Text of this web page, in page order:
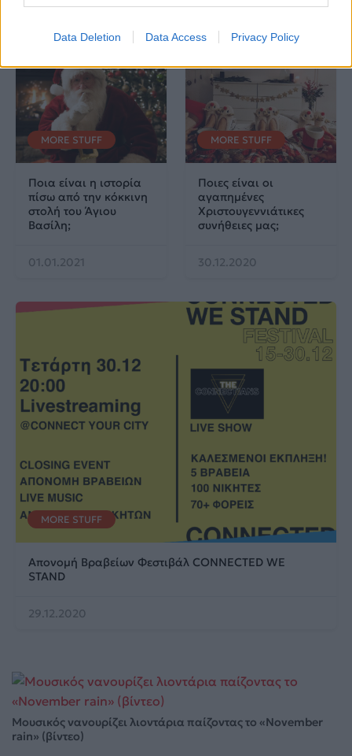
Data Deletion Data Access Privacy Policy
20.01.2021 04.01.2021
MORE STUFF
Ποια είναι η ιστορία
πίσω από την κόκκινη
στολή του Άγιου
Βασίλη;
01.01.2021
MORE STUFF
Ποιες είναι οι
αγαπημένες
Χριστουγεννιάτικες
συνήθειες μας;
30.12.2020
MORE STUFF
Απονομή Βραβείων Φεστιβάλ CONNECTED WE
STAND
29.12.2020
Μουσικός νανουρίζει λιοντάρια παίζοντας το «November
rain» (βίντεο)